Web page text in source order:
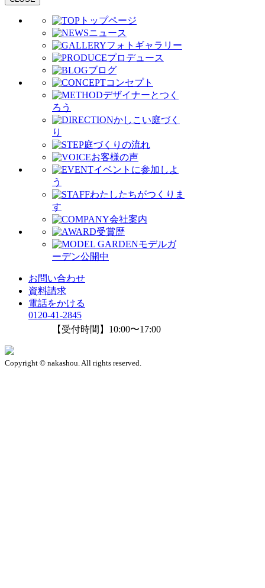
トップページ
ニュース
フォトギャラリー
プロデュース
ブログ
コンセプト
デザイナーとつく
ろう
かしこい庭づく
り
庭づくりの流れ
お客様の声
イベントに参加しよ
う
わたしたちがつくりま
す
会社案内
受賞歴
モデルガ
ーデン公開中
お問い合わせ
資料請求
電話をかける
0120-41-2845
【受付時間】10:00〜17:00
Copyright © nakashou. All rights reserved.